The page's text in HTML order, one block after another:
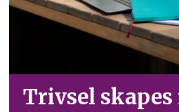
Trivsel